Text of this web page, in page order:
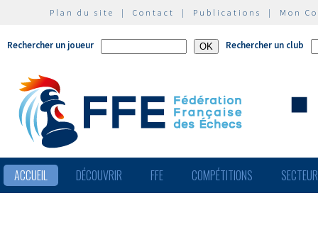
Plan du site | Contact | Publications | Mon
Rechercher un joueur Rechercher un club
ACCUEIL DÉCOUVRIR FFE COMPÉTITIONS